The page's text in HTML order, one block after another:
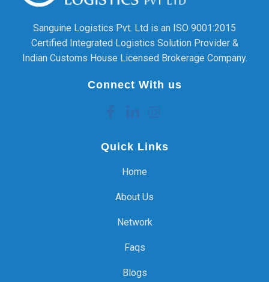
Sanguine Logistics Pvt. Ltd is an ISO 9001:2015
Certified Integrated Logistics Solution Provider &
Indian Customs House Licensed Brokerage Company.
Connect With us
Quick Links
Home
About Us
Network
Faqs
Blogs